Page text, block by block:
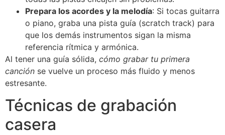
Prepara los acordes y la melodía: Si tocas guitarra
o piano, graba una pista guía (scratch track) para
que los demás instrumentos sigan la misma
referencia rítmica y armónica.
Al tener una guía sólida, cómo grabar tu primera
canción se vuelve un proceso más fluido y menos
estresante.
Técnicas de grabación
casera